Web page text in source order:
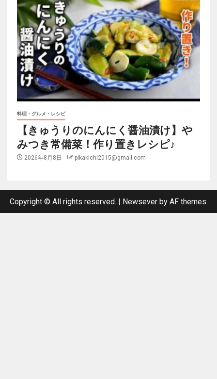
料理・グルメ・レシピ
【きゅうりのにんにく醤油漬け】や
みつき常備菜！作り置きレシピ♪
2026年8月8日 pikakichi2015@gmail.com
Copyright © All rights reserved. Newseverby AF themes.